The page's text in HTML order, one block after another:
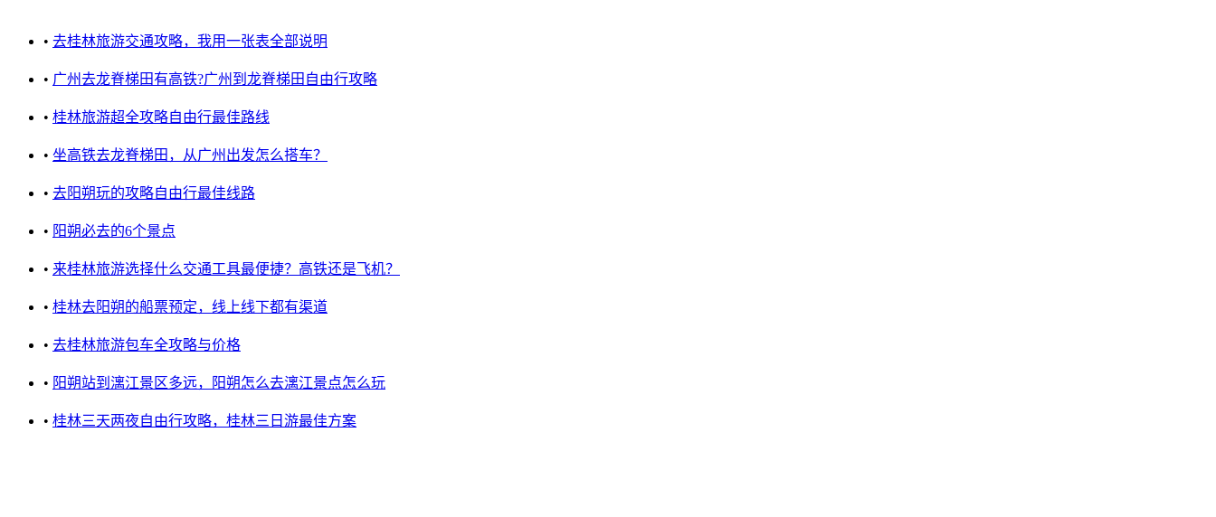
• 去桂林旅游交通攻略，我用一张表全部说明
• 广州去龙脊梯田有高铁?广州到龙脊梯田自由行攻略
• 桂林旅游超全攻略自由行最佳路线
• 坐高铁去龙脊梯田，从广州出发怎么搭车？
• 去阳朔玩的攻略自由行最佳线路
• 阳朔必去的6个景点
• 来桂林旅游选择什么交通工具最便捷？高铁还是飞机？
• 桂林去阳朔的船票预定，线上线下都有渠道
• 去桂林旅游包车全攻略与价格
• 阳朔站到漓江景区多远，阳朔怎么去漓江景点怎么玩
• 桂林三天两夜自由行攻略，桂林三日游最佳方案